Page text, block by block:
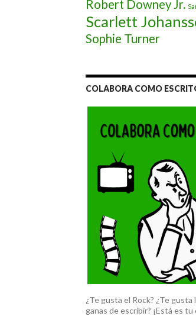
Robert Downey Jr.
Scarlett
Sophie Turner
COLABORA COMO
¿Te gusta el Rock? ¿Te gusta
ganas de escribir? ¡Está es